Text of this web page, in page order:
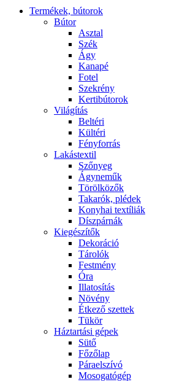
Termékek, bútorok
Bútor
Asztal
Szék
Ágy
Kanapé
Fotel
Szekrény
Kertibútorok
Világítás
Beltéri
Kültéri
Fényforrás
Lakástextil
Szőnyeg
Ágyneműk
Törölközők
Takarók, plédek
Konyhai textíliák
Díszpárnák
Kiegészítők
Dekoráció
Tárolók
Festmény
Óra
Illatosítás
Növény
Étkező szettek
Tükör
Háztartási gépek
Sütő
Főzőlap
Páraelszívó
Mosogatógép